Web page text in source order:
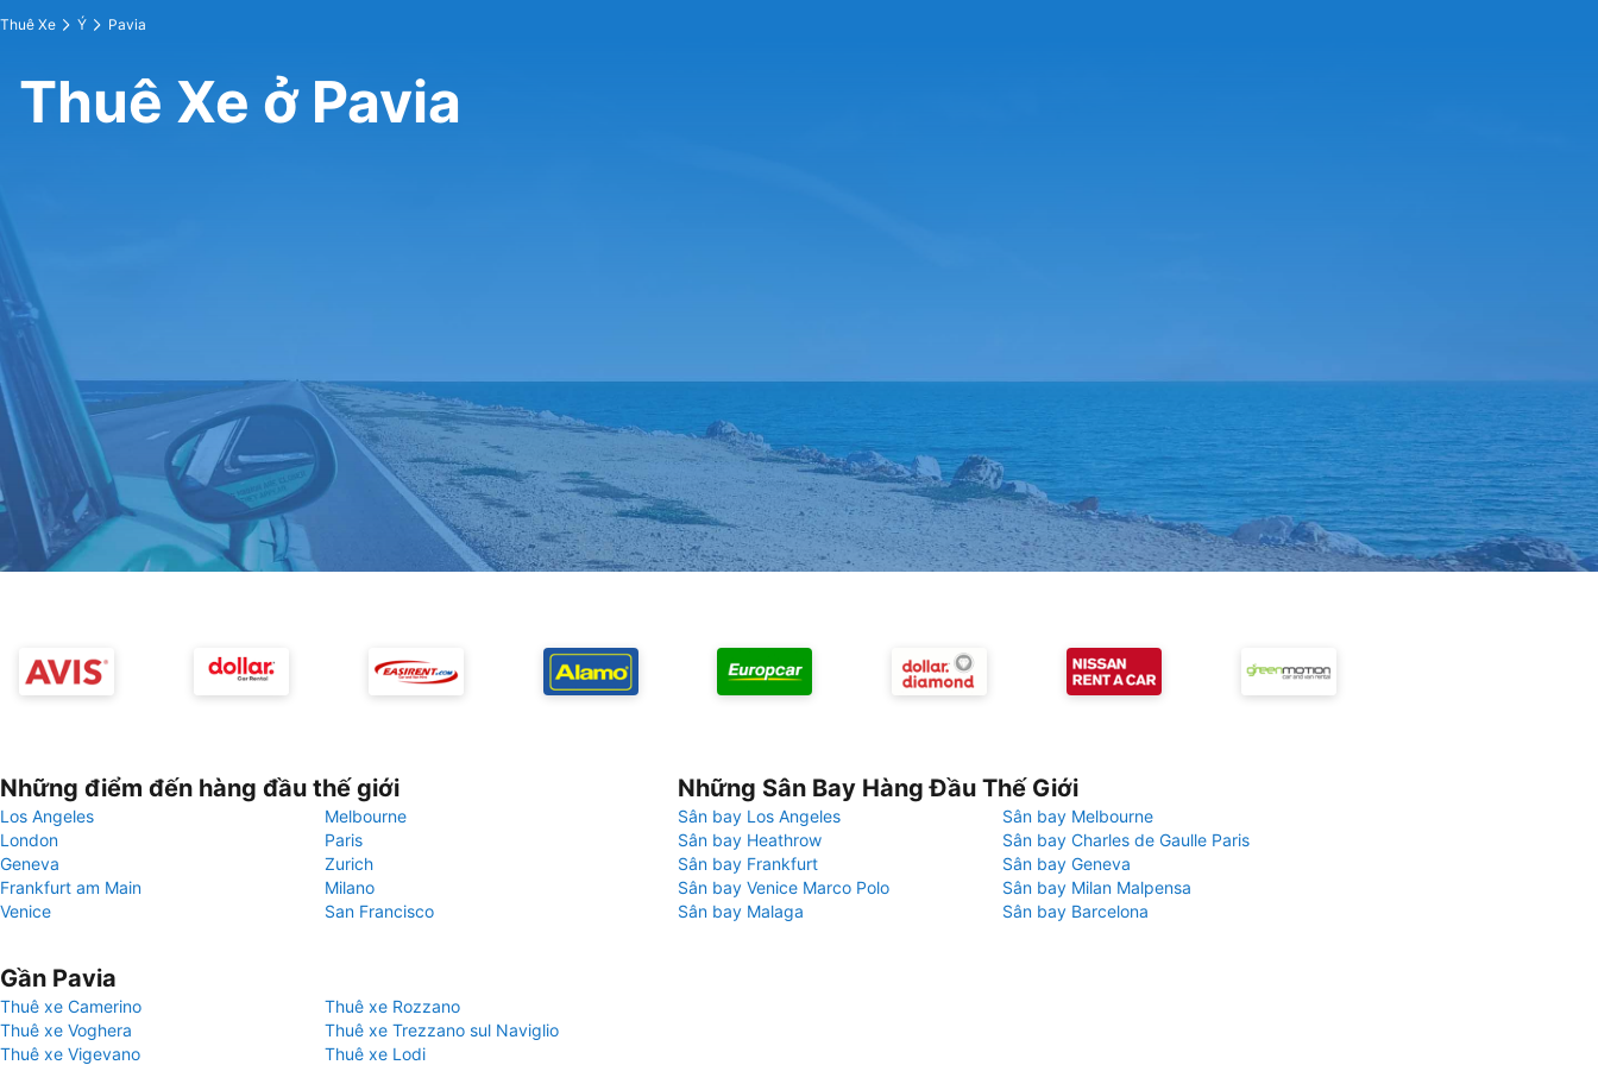
Thuê Xe Ý Pavia
Thuê Xe ở Pavia
Những điểm đến hàng đầu thế giới
Los Angeles
Melbourne
London
Paris
Geneva
Zurich
Frankfurt am Main
Milano
Venice
San Francisco
Những Sân Bay Hàng Đầu Thế Giới
Sân bay Los Angeles
Sân bay Melbourne
Sân bay Heathrow
Sân bay Charles de Gaulle Paris
Sân bay Frankfurt
Sân bay Geneva
Sân bay Venice Marco Polo
Sân bay Milan Malpensa
Sân bay Malaga
Sân bay Barcelona
Gần Pavia
Thuê xe Camerino
Thuê xe Rozzano
Thuê xe Voghera
Thuê xe Trezzano sul Naviglio
Thuê xe Vigevano
Thuê xe Lodi